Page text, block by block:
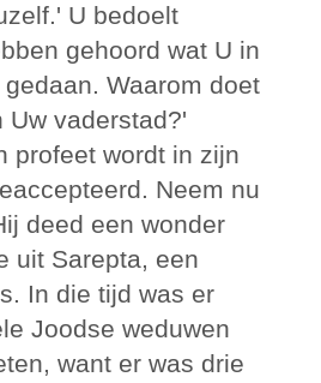
U bedoelt
gehoord wat U in
Waarom doet
Uw vaderstad?'
profeet wordt in zijn
Neem nu
deed een wonder
uit Sarepta, een
In die tijd was er
Joodse weduwen
want er was drie